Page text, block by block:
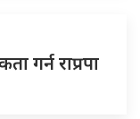
गर्न राप्रपा